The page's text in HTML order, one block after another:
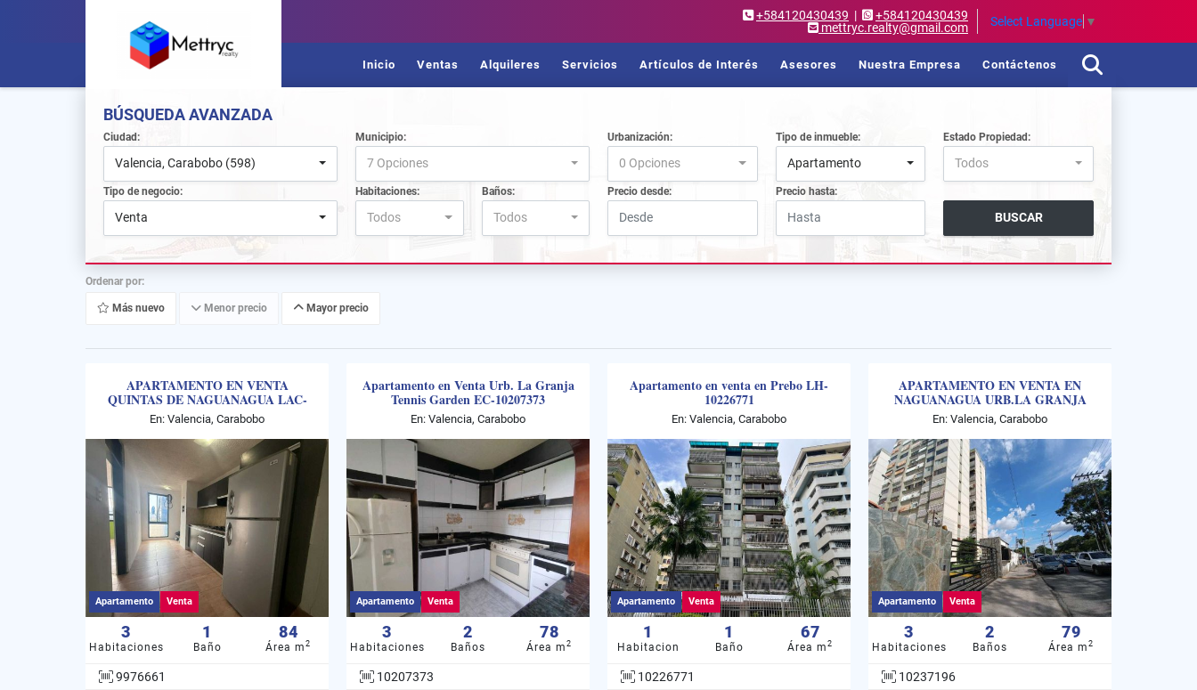
+584120430439 |
+584120430439
mettryc.realty@gmail.com
Select Language ▼
Inicio Ventas Alquileres Servicios Artículos de Interés Asesores Nuestra Empresa Contáctenos
BÚSQUEDA AVANZADA
Ciudad:
Valencia, Carabobo (598)
Municipio:
7 Opciones
Urbanización:
0 Opciones
Tipo de inmueble:
Apartamento
Estado Propiedad:
Todos
Tipo de negocio:
Venta
Habitaciones:
Todos
Baños:
Todos
Precio desde: Precio hasta:
BUSCAR
Ordenar por:
Más nuevo Menor precio Mayor precio
APARTAMENTO EN VENTA
QUINTAS DE NAGUANAGUA LAC-
9976661
En: Valencia, Carabobo
Apartamento Venta
3
Habitaciones
1
Baño
84
Área m 2
9976661
Apartamento en Venta Urb. La Granja
Tennis Garden EC-10207373
En: Valencia, Carabobo
Apartamento Venta
3
Habitaciones
2
Baños
78
Área m 2
10207373
Apartamento en venta en Prebo LH-
10226771
En: Valencia, Carabobo
Apartamento Venta
1
Habitacion
1
Baño
67
Área m 2
10226771
APARTAMENTO EN VENTA EN
NAGUANAGUA URB.LA GRANJA
ALM- 10237196
En: Valencia, Carabobo
Apartamento Venta
3
Habitaciones
2
Baños
79
Área m 2
10237196